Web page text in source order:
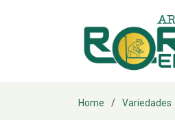
Home Variedades